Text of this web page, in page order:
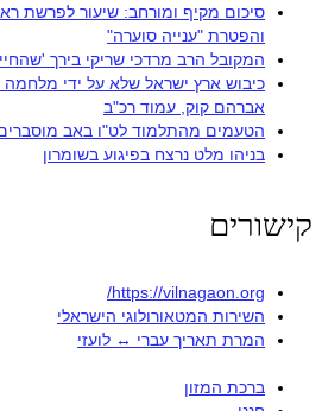
סיכום מקיף ומורחב: שיעור לפרשת
והפטרת "ענייה סוערה"
המקובל הרב מרדכי שריקי בירך
כיבוש ארץ ישראל שלא על ידי מלחמה
אברהם קוק, עמוד רכ"ב
הטעמים מהתלמוד לט"ו באב מוסברים
בניהו מלט נרצח בפיגוע בשומרון
קישורים
https://vilnagaon.org/
השירות המטאורולוגי הישראלי
המרת תאריך עברי ↔ לועזי
ברכת המזון